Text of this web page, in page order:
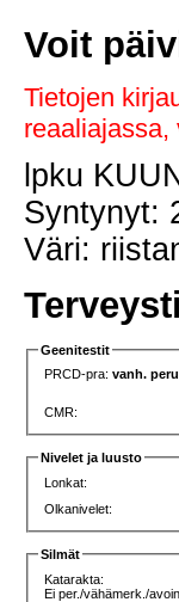
Voit
Tietojen
reaaliajassa,
lpku
Syntynyt:
Väri:
Geenitestit
PRCD-pra:vanh.
CMR:
Nivelet ja luusto
Lonkat:
Olkanivelet:
Silmät
Katarakta:
Ei per./vähämerk./